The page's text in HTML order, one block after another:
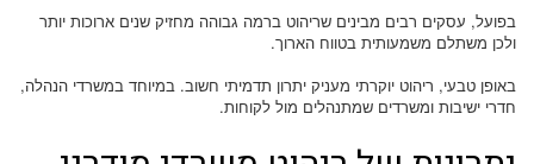
בפועל, עסקים רבים מבינים שריהוט ברמה גבוהה מחזיק שנים ארוכות יותר
ולכן משתלם משמעותית בטווח הארוך.
באופן טבעי, ריהוט יוקרתי מעניק יתרון תדמיתי חשוב. במיוחד במשרדי הנהלה,
חדרי ישיבות ומשרדים שמתנהלים מול לקוחות.